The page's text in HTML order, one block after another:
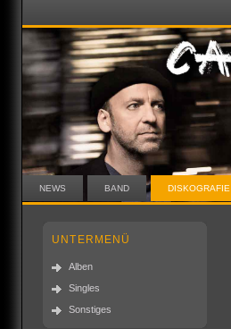
NEWS BAND DISKOGRAFIE
UNTERMENÜ
Alben
Singles
Sonstiges